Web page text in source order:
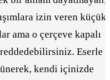
izin veren küçük
ama o çerçeve kapalı
Eserle
kendi içinizde